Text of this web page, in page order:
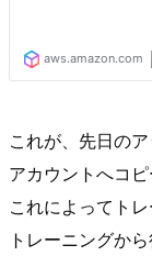
これが、先日の
アカウントへコ
これによってト
トレーニングか